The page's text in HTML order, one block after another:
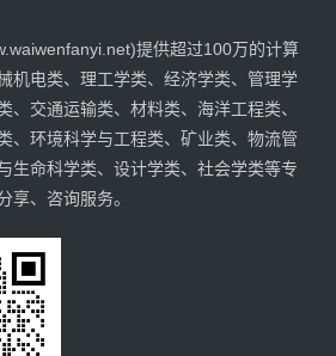
提供超过100万的计算
机电类、理工学类、经济学类、管理学
、交通运输类、材料类、海洋工程类、
、环境科学与工程类、矿业类、物流管
生命科学类、设计学类、社会学类等专
享、咨询服务。